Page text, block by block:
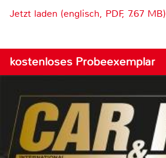
Jetzt laden (englisch, PDF, 7.67 MB)
kostenloses Probeexemplar